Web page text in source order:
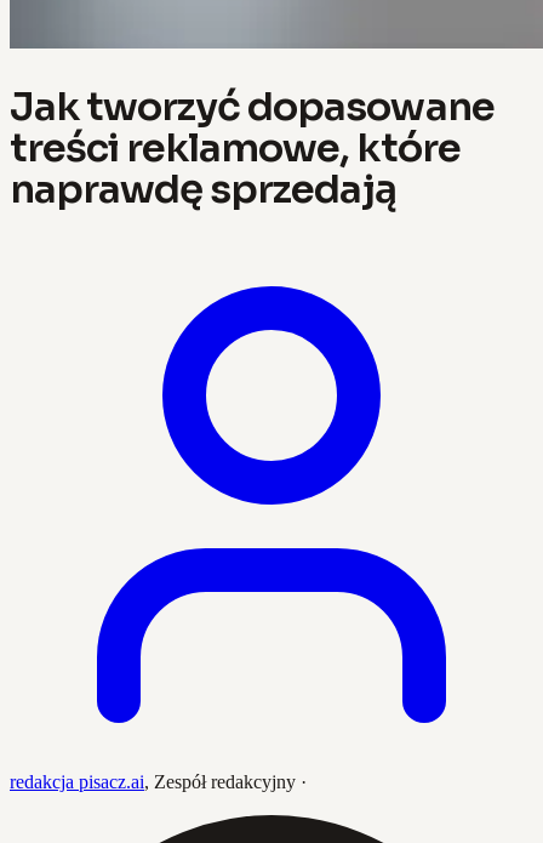
Jak tworzyć dopasowane
treści reklamowe, które
naprawdę sprzedają
redakcja pisacz.ai, Zespół redakcyjny ·